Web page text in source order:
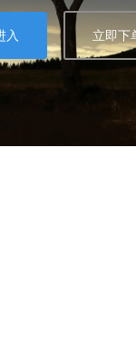
入 立即下